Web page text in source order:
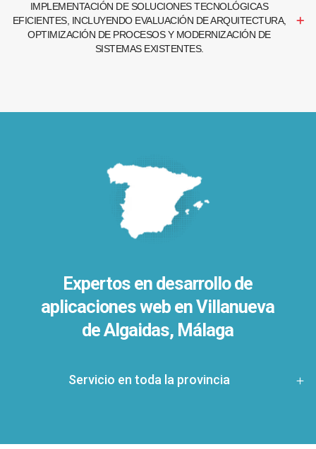
IMPLEMENTACIÓN DE SOLUCIONES TECNOLÓGICAS
EFICIENTES, INCLUYENDO EVALUACIÓN DE ARQUITECTURA,
OPTIMIZACIÓN DE PROCESOS Y MODERNIZACIÓN DE
SISTEMAS EXISTENTES.
Expertos en desarrollo de
aplicaciones web en Villanueva
de Algaidas, Málaga
Servicio en toda la provincia